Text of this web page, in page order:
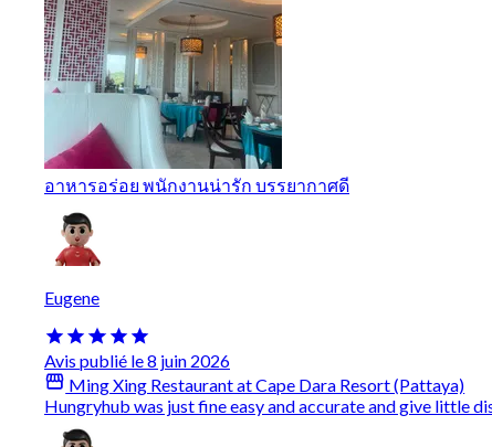
อาหารอร่อย พนักงานน่ารัก บรรยากาศดี
Eugene
Avis publié le 8 juin 2026
Ming Xing Restaurant at Cape Dara Resort (Pattaya)
Hungryhub was just fine easy and accurate and give little